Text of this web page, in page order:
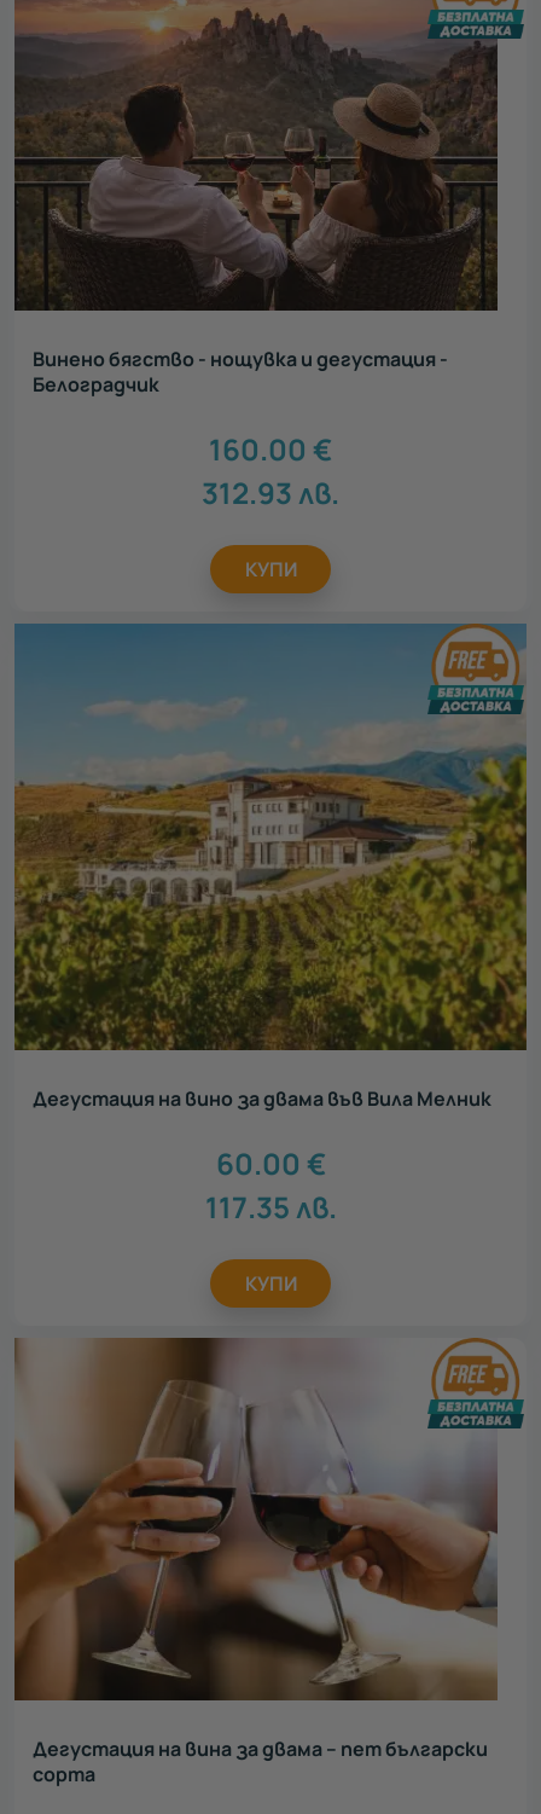
Винено бягство - нощувка и дегустация -
Белоградчик
160.00 €
312.93лв.
КУПИ
Дегустация на вино за двама във Вила Мелник
60.00 €
117.35лв.
КУПИ
Дегустация на вина за двама – пет български
сорта